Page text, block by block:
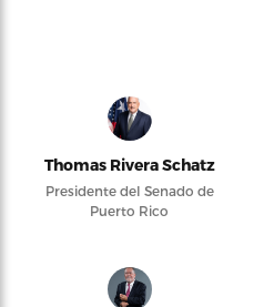
Thomas Rivera Schatz
Presidente del Senado de
Puerto Rico